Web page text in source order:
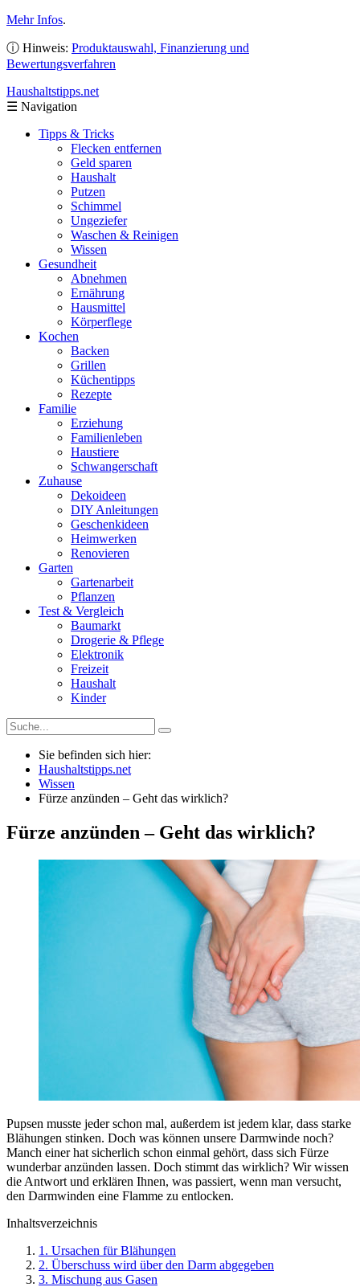
Mehr Infos.
ⓘ Hinweis: Produktauswahl, Finanzierung und
Bewertungsverfahren
Haushaltstipps.net
☰ Navigation
Tipps & Tricks
Flecken entfernen
Geld sparen
Haushalt
Putzen
Schimmel
Ungeziefer
Waschen & Reinigen
Wissen
Gesundheit
Abnehmen
Ernährung
Hausmittel
Körperflege
Kochen
Backen
Grillen
Küchentipps
Rezepte
Familie
Erziehung
Familienleben
Haustiere
Schwangerschaft
Zuhause
Dekoideen
DIY Anleitungen
Geschenkideen
Heimwerken
Renovieren
Garten
Gartenarbeit
Pflanzen
Test & Vergleich
Baumarkt
Drogerie & Pflege
Elektronik
Freizeit
Haushalt
Kinder
Sie befinden sich hier:
Haushaltstipps.net
Wissen
Fürze anzünden – Geht das wirklich?
Fürze anzünden – Geht das wirklich?
Pupsen musste jeder schon mal, außerdem ist jedem klar, dass starke
Blähungen stinken. Doch was können unsere Darmwinde noch?
Manch einer hat sicherlich schon einmal gehört, dass sich Fürze
wunderbar anzünden lassen. Doch stimmt das wirklich? Wir wissen
die Antwort und erklären Ihnen, was passiert, wenn man versucht,
den Darmwinden eine Flamme zu entlocken.
Inhaltsverzeichnis
1. Ursachen für Blähungen
2. Überschuss wird über den Darm abgegeben
3. Mischung aus Gasen